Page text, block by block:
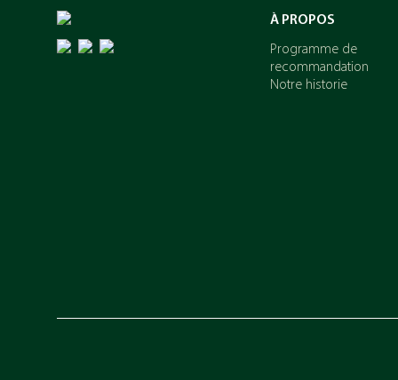
À PROPOS
Programme de
recommandation
Notre historie